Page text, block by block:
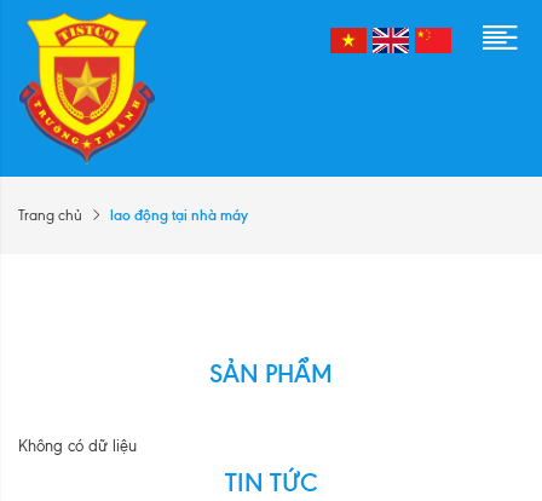
Trang chủ lao động tại nhà máy
SẢN PHẨM
Không có dữ liệu
TIN TỨC